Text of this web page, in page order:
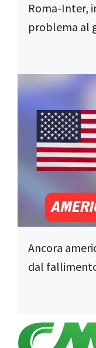
Roma-Inter,
problema al
Ancora
dal